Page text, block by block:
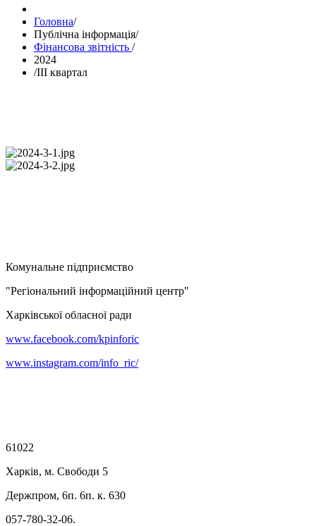
Головна/
Публічна інформація/
Фінансова звітність /
2024
/III квартал
Комунальне підприємство
"Регіональний інформаційний центр"
Харківської обласної ради
www.facebook.com/kpinforic
www.instagram.com/info_ric/
61022
Харків, м. Свободи 5
Держпром, 6п. 6п. к. 630
057-780-32-06.